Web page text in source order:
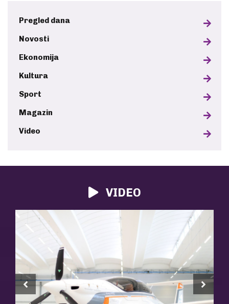
Pregled dana
Novosti
Ekonomija
Kultura
Sport
Magazin
Video
VIDEO